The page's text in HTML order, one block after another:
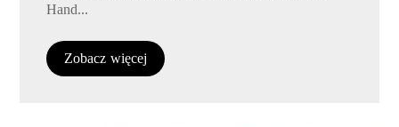
Hand...
Zobacz więcej